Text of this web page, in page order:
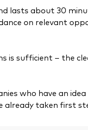
lasts about 30
on relevant
is sufficient – the
who have an
already taken first